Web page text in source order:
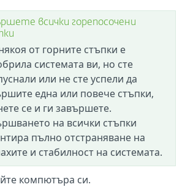
всички горепосочени
от горните стъпки е
системата ви, но сте
или не сте успели да
една или повече стъпки,
се и ги завършете.
на всички стъпки
пълно отстраняване на
и стабилност на системата.
компютъра си.